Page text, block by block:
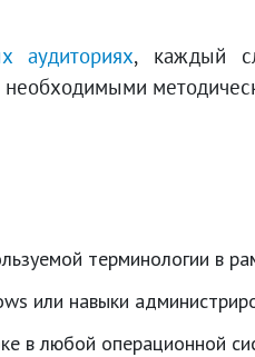
аудиториях, каждый
терминологии в
или навыки
в любой операционной